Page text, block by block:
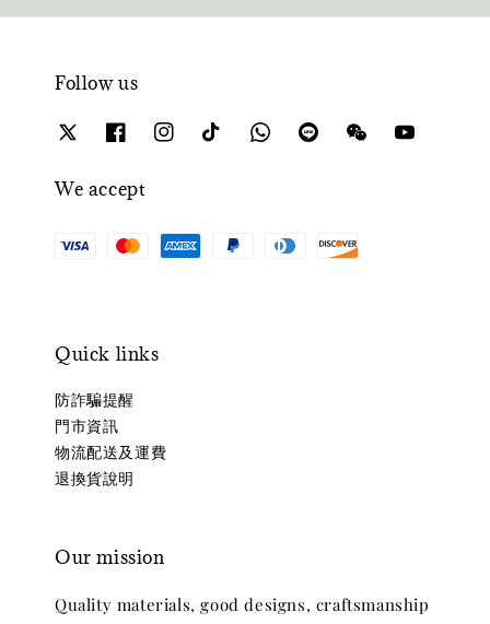
Follow us
We accept
Quick links
防詐騙提醒
門市資訊
物流配送及運費
退換貨說明
Our mission
Quality materials, good designs, craftsmanship